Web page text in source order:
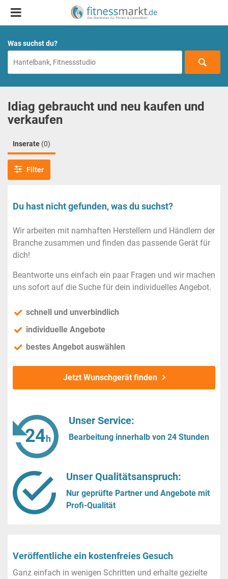
Was suchst du?
Idiag gebraucht und neu kaufen und
verkaufen
Inserate (0)
Filter
Du hast nicht gefunden, was du suchst?
Wir arbeiten mit namhaften Herstellern und Händlern der
Branche zusammen und finden das passende Gerät für
dich!
Beantworte uns einfach ein paar Fragen und wir machen
uns sofort auf die Suche für dein individuelles Angebot.
schnell und unverbindlich
individuelle Angebote
bestes Angebot auswählen
Jetzt Wunschgerät finden
Unser Service:
Bearbeitung innerhalb von 24 Stunden
Unser Qualitätsanspruch:
Nur geprüfte Partner und Angebote mit
Profi-Qualität
Veröffentliche ein kostenfreies Gesuch
Ganz einfach in wenigen Schritten und erhalte gezielte